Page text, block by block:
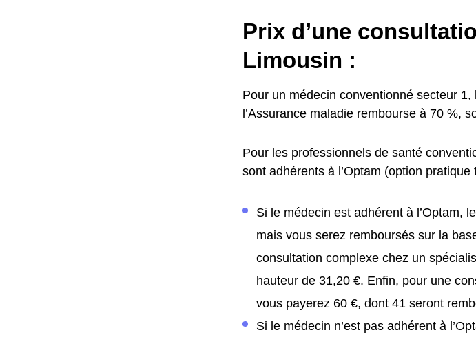
Prix d’une
Limousin :
Pour un médecin conventionné secteur
l’Assurance maladie rembourse à 70 %,
Pour les professionnels de santé
sont adhérents à l’Optam (option
Si le médecin est adhérent à l’Optam,
mais vous serez remboursés sur la
consultation complexe chez un
hauteur de 31,20 €. Enfin, pour une
vous payerez 60 €, dont 41 seront
Si le médecin n’est pas adhérent à